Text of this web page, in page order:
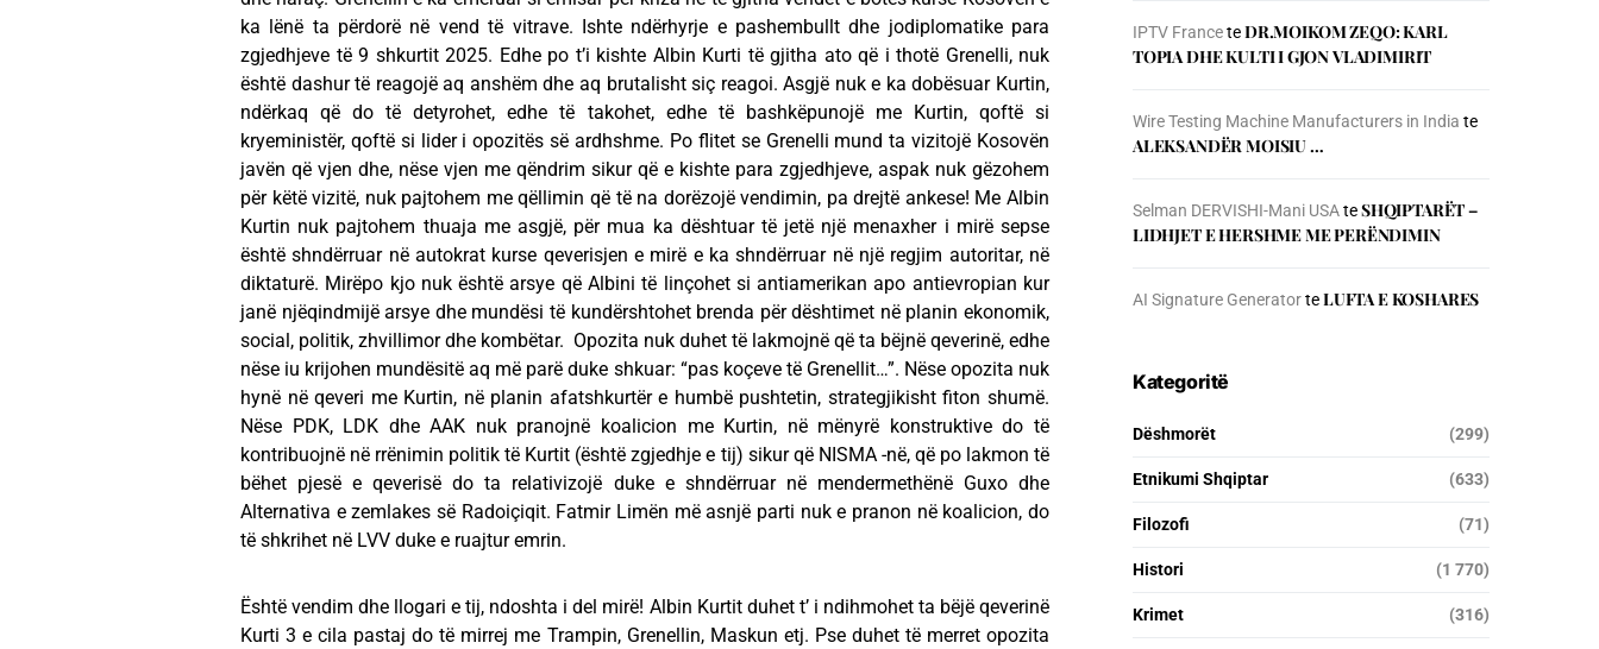
ka lënë ta përdorë në vend të vitrave. Ishte ndërhyrje e pashembullt dhe jodiplomatike para
zgjedhjeve të 9 shkurtit 2025. Edhe po t’i kishte Albin Kurti të gjitha ato që i thotë Grenelli, nuk
është dashur të reagojë aq anshëm dhe aq brutalisht siç reagoi. Asgjë nuk e ka dobësuar Kurtin,
ndërkaq që do të detyrohet, edhe të takohet, edhe të bashkëpunojë me Kurtin, qoftë si
kryeministër, qoftë si lider i opozitës së ardhshme. Po flitet se Grenelli mund ta vizitojë Kosovën
javën që vjen dhe, nëse vjen me qëndrim sikur që e kishte para zgjedhjeve, aspak nuk gëzohem
për këtë vizitë, nuk pajtohem me qëllimin që të na dorëzojë vendimin, pa drejtë ankese! Me Albin
Kurtin nuk pajtohem thuaja me asgjë, për mua ka dështuar të jetë një menaxher i mirë sepse
është shndërruar në autokrat kurse qeverisjen e mirë e ka shndërruar në një regjim autoritar, në
diktaturë. Mirëpo kjo nuk është arsye që Albini të linçohet si antiamerikan apo antievropian kur
janë njëqindmijë arsye dhe mundësi të kundërshtohet brenda për dështimet në planin ekonomik,
social, politik, zhvillimor dhe kombëtar. Opozita nuk duhet të lakmojnë që ta bëjnë qeverinë, edhe
nëse iu krijohen mundësitë aq më parë duke shkuar: “pas koçeve të Grenellit…”. Nëse opozita nuk
hynë në qeveri me Kurtin, në planin afatshkurtër e humbë pushtetin, strategjikisht fiton shumë.
Nëse PDK, LDK dhe AAK nuk pranojnë koalicion me Kurtin, në mënyrë konstruktive do të
kontribuojnë në rrënimin politik të Kurtit (është zgjedhje e tij) sikur që NISMA -në, që po lakmon të
bëhet pjesë e qeverisë do ta relativizojë duke e shndërruar në mendermethënë Guxo dhe
Alternativa e zemlakes së Radoiçiqit. Fatmir Limën më asnjë parti nuk e pranon në koalicion, do
të shkrihet në LVV duke e ruajtur emrin.
Është vendim dhe llogari e tij, ndoshta i del mirë! Albin Kurtit duhet t’ i ndihmohet ta bëjë qeverinë
Kurti 3 e cila pastaj do të mirrej me Trampin, Grenellin, Maskun etj. Pse duhet të merret opozita
IPTV FranceteDR.MOIKOM ZEQO: KARL
TOPIA DHE KULTI I GJON VLADIMIRIT
Wire Testing Machine Manufacturers in India te
ALEKSANDËR MOISIU …
Selman DERVISHI-Mani USAteSHQIPTARËT –
LIDHJET E HERSHME ME PERËNDIMIN
AI Signature GeneratorteLUFTA E KOSHARES
Kategoritë
Dëshmorët (299)
Etnikumi Shqiptar (633)
Filozofi (71)
Histori (1 770)
Krimet (316)